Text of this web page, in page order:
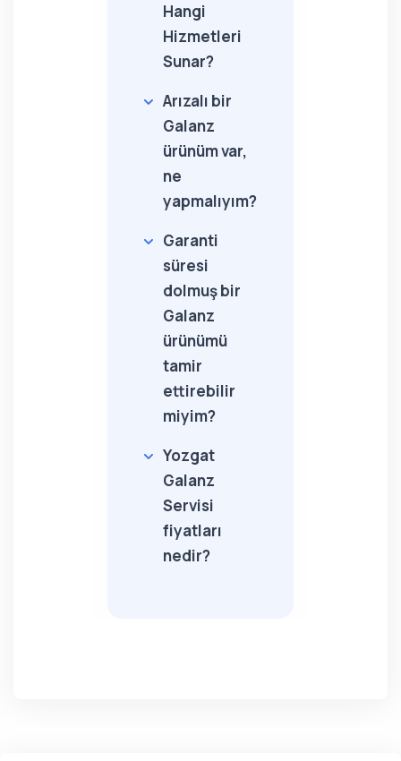
Hangi
Hizmetleri
Sunar?
Arızalı bir
Galanz
ürünüm var,
ne
yapmalıyım?
Garanti
süresi
dolmuş bir
Galanz
ürünümü
tamir
ettirebilir
miyim?
Yozgat
Galanz
Servisi
fiyatları
nedir?